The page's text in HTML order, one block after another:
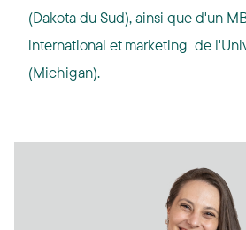
(Dakota du Sud), ainsi que d'un
international et marketing de
(Michigan).